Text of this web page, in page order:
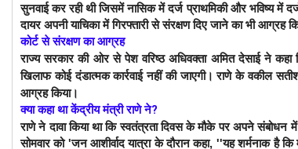
सुनवाई कर रही थी जिसमें नासिक में दर्ज प्राथमिकी और भविष्य में
दायर अपनी याचिका में गिरफ्तारी से संरक्षण दिए जाने का भी आग्रह
कोर्ट से संरक्षण का आग्रह
राज्य सरकार की ओर से पेश वरिष्ठ अधिवक्ता अमित देसाई ने
खिलाफ कोई दंडात्मक कार्रवाई नहीं की जाएगी। राणे के वकील
आग्रह किया।
क्या कहा था केंद्रीय मंत्री राणे ने?
राणे ने दावा किया था कि स्वतंत्रता दिवस के मौके पर अपने
सोमवार को 'जन आशीर्वाद यात्रा के दौरान कहा, ''यह शर्मनाक है